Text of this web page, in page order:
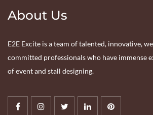
About Us
E2E Excite is a team of talented, innovative,
committed professionals who have immense
of event and stall designing.